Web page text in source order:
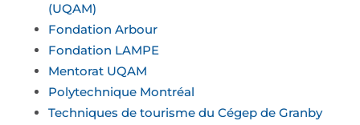
(UQAM)
Fondation Arbour
Fondation LAMPE
Mentorat UQAM
Polytechnique Montréal
Techniques de tourisme du Cégep de Granby